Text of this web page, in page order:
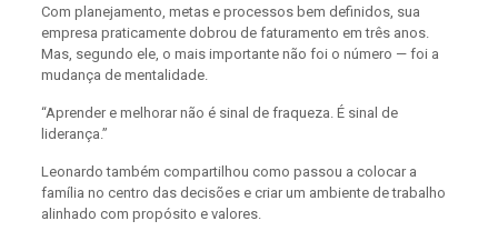
Com planejamento, metas e processos bem definidos, sua
empresa praticamente dobrou de faturamento em três anos.
Mas, segundo ele, o mais importante não foi o número — foi a
mudança de mentalidade.
“Aprender e melhorar não é sinal de fraqueza. É sinal de
liderança.”
Leonardo também compartilhou como passou a colocar a
família no centro das decisões e criar um ambiente de trabalho
alinhado com propósito e valores.